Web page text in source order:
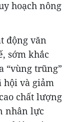
hoạch nông
động văn
sớm khắc
“vùng trũng”
hội và giảm
chất lượng
nhân lực